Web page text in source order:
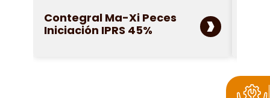
Contegral Ma-Xi Peces
Iniciación IPRS 45%
›